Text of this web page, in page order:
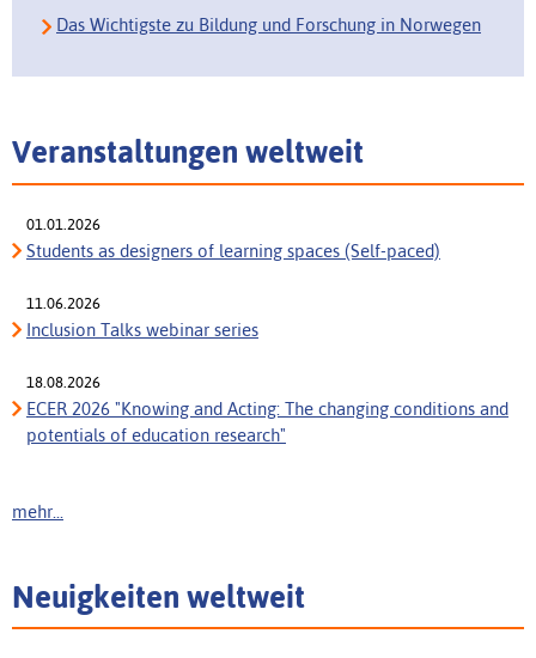
Das Wichtigste zu Bildung und Forschung in Norwegen
Veranstaltungen weltweit
01.01.2026
Students as designers of learning spaces (Self-paced)
11.06.2026
Inclusion Talks webinar series
18.08.2026
ECER 2026 "Knowing and Acting: The changing conditions and
potentials of education research"
mehr...
Neuigkeiten weltweit